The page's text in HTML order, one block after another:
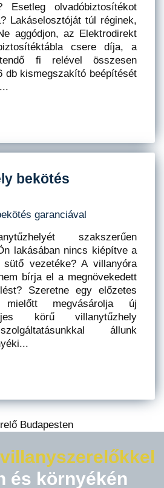
Esetleg olvadóbiztosítékot
Lakáselosztóját túl réginek,
aggódjon, az Elektrodirekt
csere díja, a
fi relével összesen
db kismegszakító beépítését
bekötés
szakszerűen
lakásában nincs kiépítve a
vezetéke? A villanyóra
bírja el a megnövekedett
Szeretne egy előzetes
mielőtt megvásárolja új
körű villanytűzhely
állunk
és környékén